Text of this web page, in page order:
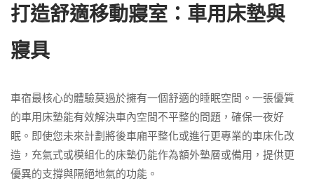
打造舒適移動寢室：車用床墊與
寢具
車宿最核心的體驗莫過於擁有一個舒適的睡眠空間。一張優質
的車用床墊能有效解決車內空間不平整的問題，確保一夜好
眠。即使您未來計劃將後車廂平整化或進行更專業的車床化改
造，充氣式或模組化的床墊仍能作為額外墊層或備用，提供更
優異的支撐與隔絕地氣的功能。